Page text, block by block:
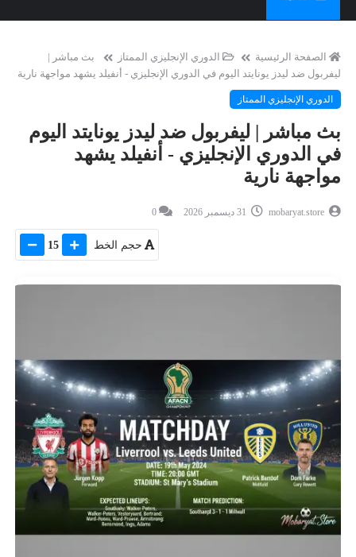
الصفحة الرئيسية الدوري الإنجليزي الممتاز
بث مباشر |
ليفربول ضد ليدز يونايتد اليوم في الدوري الإنجليزي - أنفيلد يشهد مواجهة نارية
الدوري الإنجليزي الممتاز
بث مباشر | ليفربول ضد ليدز يونايتد اليوم
في الدوري الإنجليزي - أنفيلد يشهد
مواجهة نارية
mobaryat.store
0
حجم الخط 15